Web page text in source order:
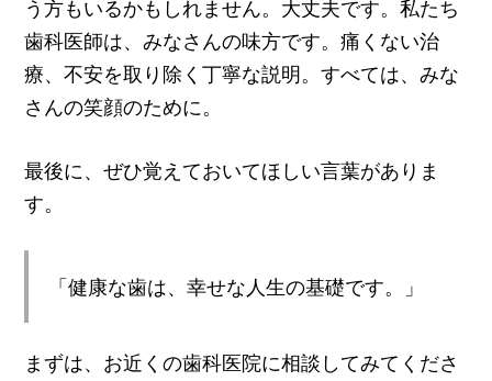
う方もいるかもしれません。大丈夫です。私たち
歯科医師は、みなさんの味方です。痛くない治
療、不安を取り除く丁寧な説明。すべては、みな
さんの笑顔のために。
最後に、ぜひ覚えておいてほしい言葉がありま
す。
「健康な歯は、幸せな人生の基礎です。」
まずは、お近くの歯科医院に相談してみてくださ